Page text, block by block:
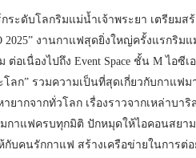
ะดับโลกริมแม่น้ำเจ้าพระยา เตรียมส
2025” งานกาแฟสุดยิ่งใหญ่ครั้งแรกริ
ต่อเนื่องไปถึง Event Space ชั้น M ไอซี
ลก” รวมความเป็นที่สุดเกี่ยวกับกาแฟม
ายากจากทั่วโลก เรื่องราวจากเหล่าบ
าแฟครบทุกมิติ ปักหมุดให้ไอคอนสยามเ
บคนรักกาแฟ สร้างเครือข่ายในการ